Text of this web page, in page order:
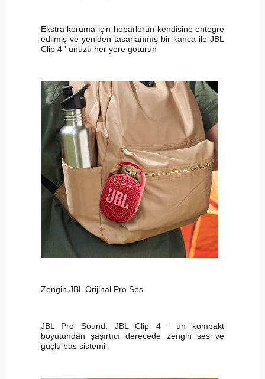
Ekstra koruma için hoparlörün kendisine entegre
edilmiş ve yeniden tasarlanmış bir kanca ile JBL
Clip 4 ' ünüzü her yere götürün
Zengin JBL Orijinal Pro Ses
JBL Pro Sound, JBL Clip 4 ’ ün kompakt
boyutundan şaşırtıcı derecede zengin ses ve
güçlü bas sistemi